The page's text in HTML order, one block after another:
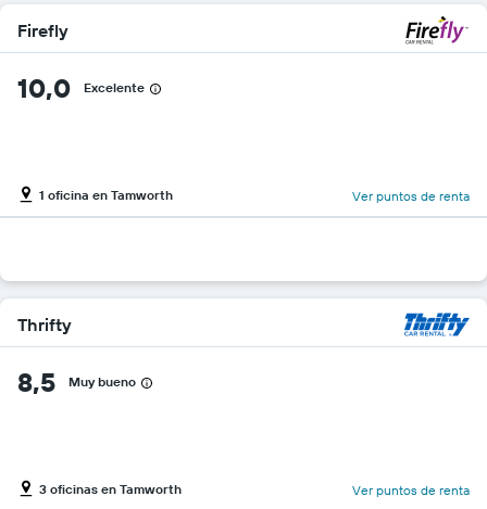
Firefly
10,0 Excelente
1 oficina en Tamworth Ver puntos de renta
Thrifty
8,5 Muy bueno
3 oficinas en Tamworth Ver puntos de renta